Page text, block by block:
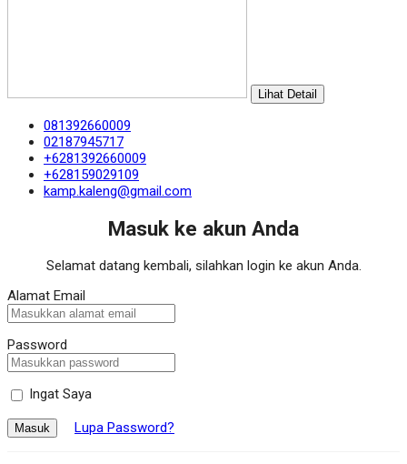
Lihat Detail
081392660009
02187945717
+6281392660009
+628159029109
kamp.kaleng@gmail.com
Masuk ke akun Anda
Selamat datang kembali, silahkan login ke akun Anda.
Alamat Email
Password
Ingat Saya
Masuk Lupa Password?